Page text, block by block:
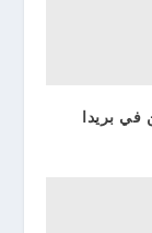
في بريدا